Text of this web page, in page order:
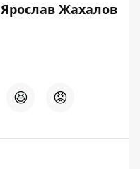
Ярослав Жахалов
😆 😡